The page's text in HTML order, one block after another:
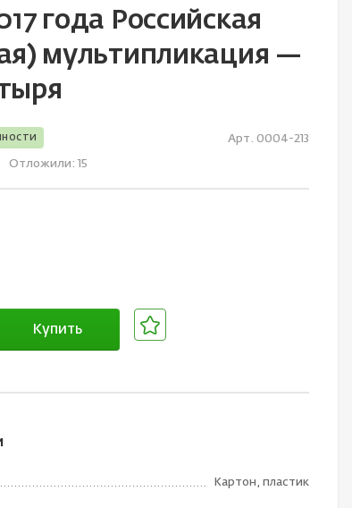
года Российская
мультипликация —
Арт. 0004-213
Отложили: 15
Купить
Картон, пластик